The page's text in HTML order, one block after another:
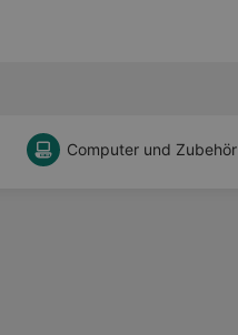
Computer und Zubehör